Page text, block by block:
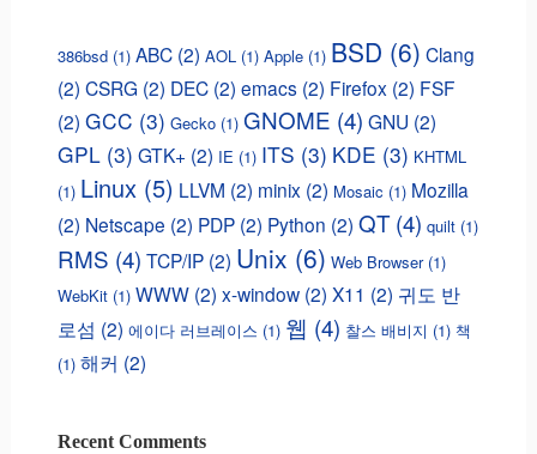
386bsd(1) ABC(2) AOL(1) Apple(1) BSD (6) Clang
(2) CSRG (2) DEC(2) emacs(2) Firefox (2) FSF
(2) GCC (3) Gecko(1) GNOME (4) GNU (2)
GPL(3) GTK+ (2) IE (1) ITS (3) KDE (3) KHTML
(1) Linux(5) LLVM (2) minix (2) Mosaic (1) Mozilla
(2) Netscape (2) PDP(2) Python (2) QT(4) quilt(1)
RMS (4) TCP/IP(2) Unix (6) Web Browser(1)
WebKit(1) WWW(2) x-window(2) X11 (2) 귀도 반
로섬 (2) 에이다 러브레이스 (1) 웹 (4) 찰스 배비지 (1) 책
(1) 해커 (2)
Recent Comments